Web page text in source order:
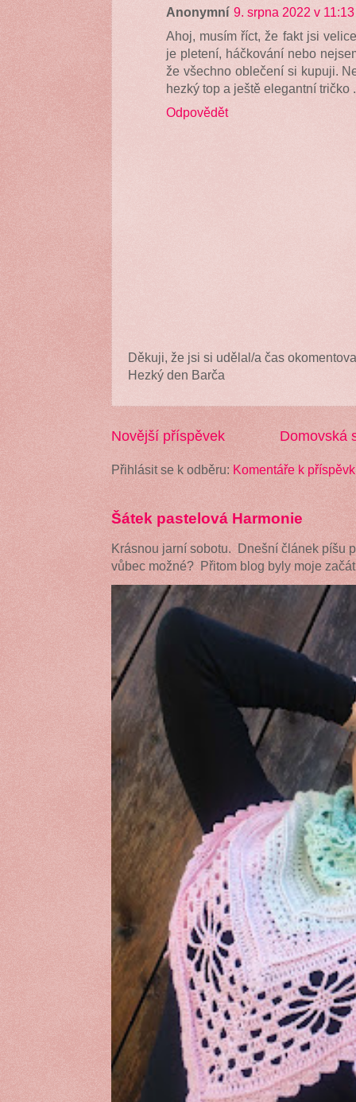
Anonymní 9. srpna 2022 v 11:13
Ahoj, musím říct, že fakt jsi
je pletení, háčkování nebo
že všechno oblečení si kupuji.
hezký top a ještě elegantní tričko
Odpovědět
Děkuji, že jsi si udělal/a čas
Hezký den Barča
Novější příspěvek Domovská
Přihlásit se k odběru: Komentáře k
Šátek pastelová Harmonie
Krásnou jarní sobotu. Dnešní článek píšu
vůbec možné? Přitom blog byly moje